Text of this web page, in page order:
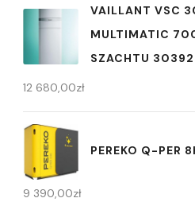
VAILLANT VSC
MULTIMATIC
SZACHTU
12 680,00zł
PEREKO Q-PER
9 390,00zł